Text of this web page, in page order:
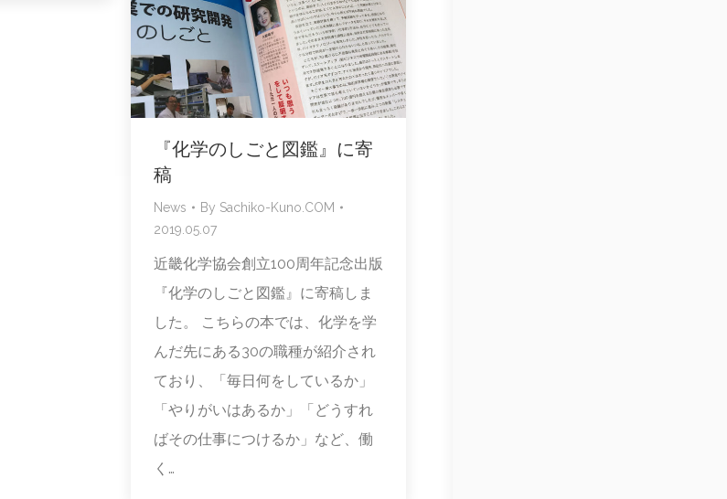
『化学のしごと図鑑』に寄
稿
News By Sachiko-Kuno.COM
2019.05.07
近畿化学協会創立100周年記念出版
『化学のしごと図鑑』に寄稿しま
した。 こちらの本では、化学を学
んだ先にある30の職種が紹介され
ており、「毎日何をしているか」
「やりがいはあるか」「どうすれ
ばその仕事につけるか」など、働
く…